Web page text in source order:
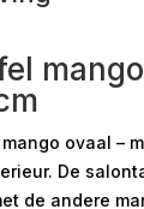
ovaal –
De
de andere